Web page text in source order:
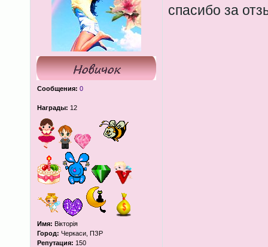
Сообщения: 0
Награды: 12
Имя: Вікторія
Город: Черкаси, ПЗР
Репутация: 150
спасибо за